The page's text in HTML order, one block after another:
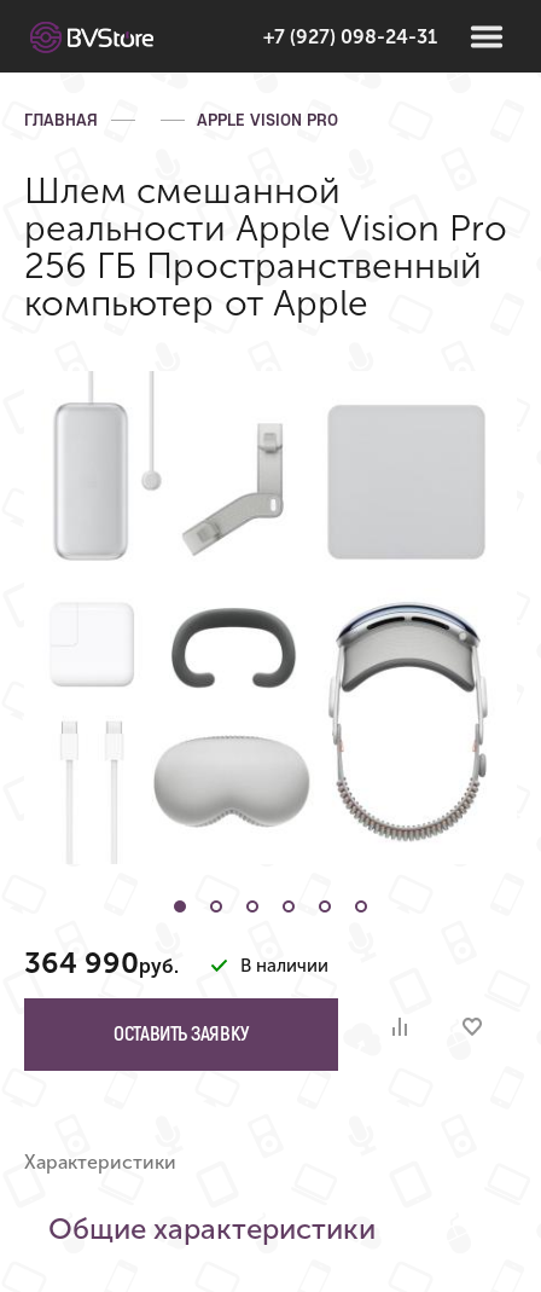
+7 (927) 098-24-31
ГЛАВНАЯ APPLE VISION PRO
Шлем смешанной
реальности Apple Vision Pro
256 ГБ Пространственный
компьютер от Apple
364 990руб. В наличии
ОСТАВИТЬ ЗАЯВКУ
Характеристики
Общие характеристики